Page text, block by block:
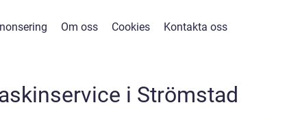
Om oss Cookies Kontakta oss
i Strömstad